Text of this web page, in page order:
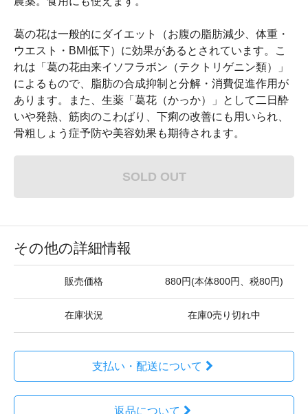
葛の花は一般的にダイエット（お腹の脂肪減少、体重・
ウエスト・BMI低下）に効果があるとされています。こ
れは「葛の花由来イソフラボン（テクトリゲニン類）」
によるもので、脂肪の合成抑制と分解・消費促進作用が
あります。また、生薬「葛花（かっか）」として二日酔
いや発熱、筋肉のこわばり、下痢の改善にも用いられ、
骨粗しょう症予防や美容効果も期待されます。
SOLD OUT
その他の詳細情報
販売価格 880円(本体800円、税80円)
在庫状況 在庫0売り切れ中
支払い・配送について
返品について